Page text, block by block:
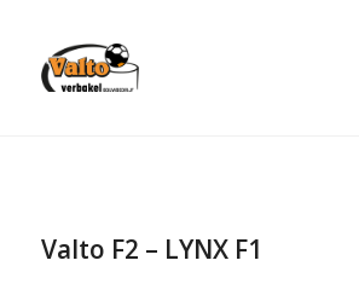
Valto F2 – LYNX F1